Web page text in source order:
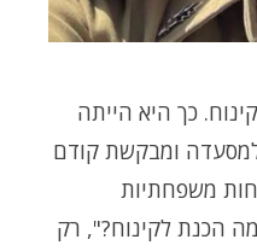
כך היא הייתה
ומבקשת קודם
משפחתיות
הכנת לקינוח?", רק